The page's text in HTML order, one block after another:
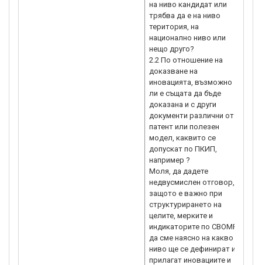
на ниво кандидат или
трябва да е на ниво
територия, на
национално ниво или
нещо друго?
2.2 По отношение на
доказване на
иновацията, възможно
ли е същата да бъде
доказана и с други
документи различни от
патент или полезен
модел, каквито се
допускат по ПКИП,
например ?
Моля, да дадете
недвусмислен отговор,
защото е важно при
структурирането на
целите, мерките и
индикаторите по СВОМР
да сме наясно на какво
ниво ще се дефинират и
прилагат иновациите и